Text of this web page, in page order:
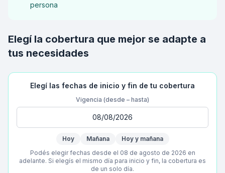
persona
Elegí la cobertura que mejor se adapte a
tus necesidades
Elegí las fechas de inicio y fin de tu cobertura
Vigencia (desde – hasta)
Hoy Mañana
Hoy y mañana
Podés elegir fechas desde el 08 de agosto de 2026 en
adelante. Si elegís el mismo día para inicio y fin, la cobertura es
de un solo día.